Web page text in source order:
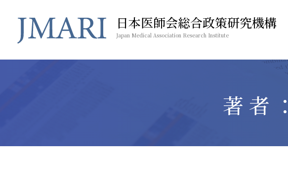
日本医師会総合政策研究機構
Japan Medical Association Research Institute
著者